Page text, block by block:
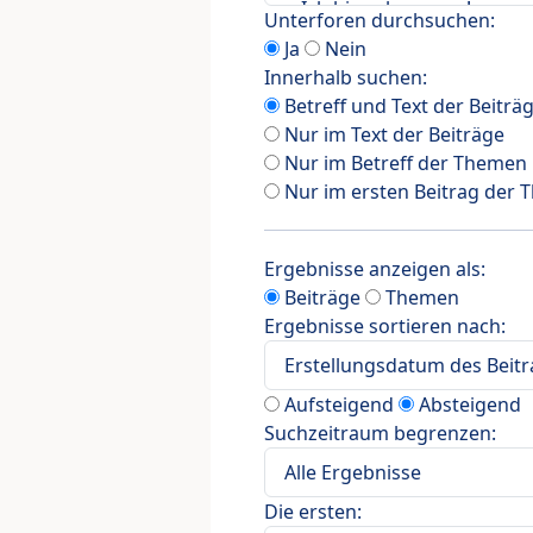
Unterforen durchsuchen:
Ja
Nein
Innerhalb suchen:
Betreff und Text der
Nur im Text der Beiträge
Nur im Betreff der Themen
Nur im ersten Beitrag der
Ergebnisse anzeigen als:
Beiträge
Themen
Ergebnisse sortieren nach:
Aufsteigend
Absteigend
Suchzeitraum begrenzen:
Die ersten: